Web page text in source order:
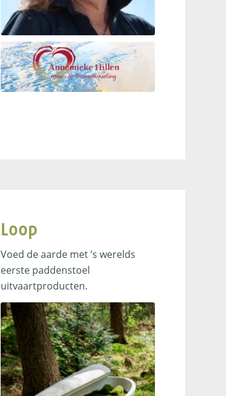
Loop
Voed de aarde met ’s werelds
eerste paddenstoel
uitvaartproducten.